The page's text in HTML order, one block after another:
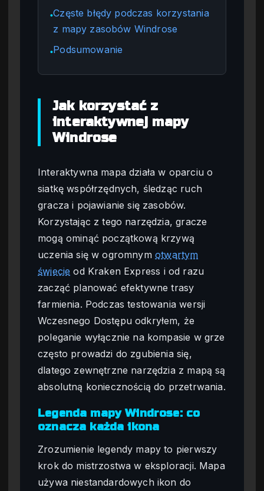
●Częste błędy podczas korzystania
z mapy zasobów Windrose
●Podsumowanie
Jak korzystać z
interaktywnej mapy
Windrose
Interaktywna mapa działa w oparciu o
siatkę współrzędnych, śledząc ruch
gracza i pojawianie się zasobów.
Korzystając z tego narzędzia, gracze
mogą ominąć początkową krzywą
uczenia się w ogromnym otwartym
świecie od Kraken Express i od razu
zacząć planować efektywne trasy
farmienia. Podczas testowania wersji
Wczesnego Dostępu odkryłem, że
poleganie wyłącznie na kompasie w grze
często prowadzi do zgubienia się,
dlatego zewnętrzne narzędzia z mapą są
absolutną koniecznością do przetrwania.
Legenda mapy Windrose: co
oznacza każda ikona
Zrozumienie legendy mapy to pierwszy
krok do mistrzostwa w eksploracji. Mapa
używa niestandardowych ikon do